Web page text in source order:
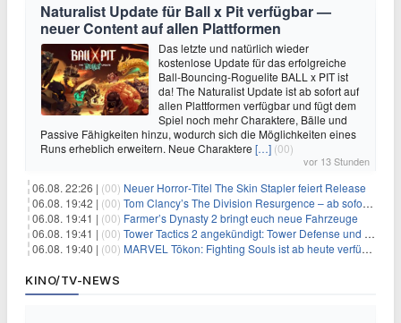
Naturalist Update für Ball x Pit verfügbar —
neuer Content auf allen Plattformen
Das letzte und natürlich wieder
kostenlose Update für das erfolgreiche
Ball-Bouncing-Roguelite BALL x PIT ist
da! The Naturalist Update ist ab sofort auf
allen Plattformen verfügbar und fügt dem
Spiel noch mehr Charaktere, Bälle und
Passive Fähigkeiten hinzu, wodurch sich die Möglichkeiten eines
Runs erheblich erweitern. Neue Charaktere […] (00)
vor 13 Stunden
06.08. 22:26 | (00) Neuer Horror‑Titel The Skin Stapler feiert Release
06.08. 19:42 | (00) Tom Clancy’s The Division Resurgence – ab sofort für euch verfügbar
06.08. 19:41 | (00) Farmer’s Dynasty 2 bringt euch neue Fahrzeuge
06.08. 19:41 | (00) Tower Tactics 2 angekündigt: Tower Defense und Deckbuilding Kombo kehrt zurück
06.08. 19:40 | (00) MARVEL Tōkon: Fighting Souls ist ab heute verfügbar
KINO/TV-NEWS